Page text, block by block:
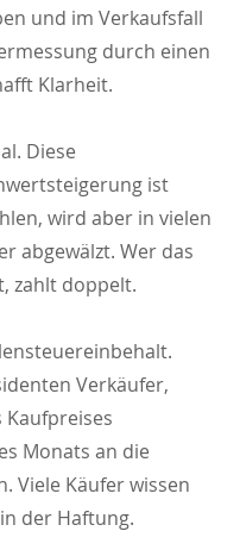
und im Verkaufsfall
durch einen
Klarheit.
Diese
ist
wird aber in vielen
abgewälzt. Wer das
zahlt doppelt.
Verkäufer,
Kaufpreises
Monats an die
Viele Käufer wissen
der Haftung.